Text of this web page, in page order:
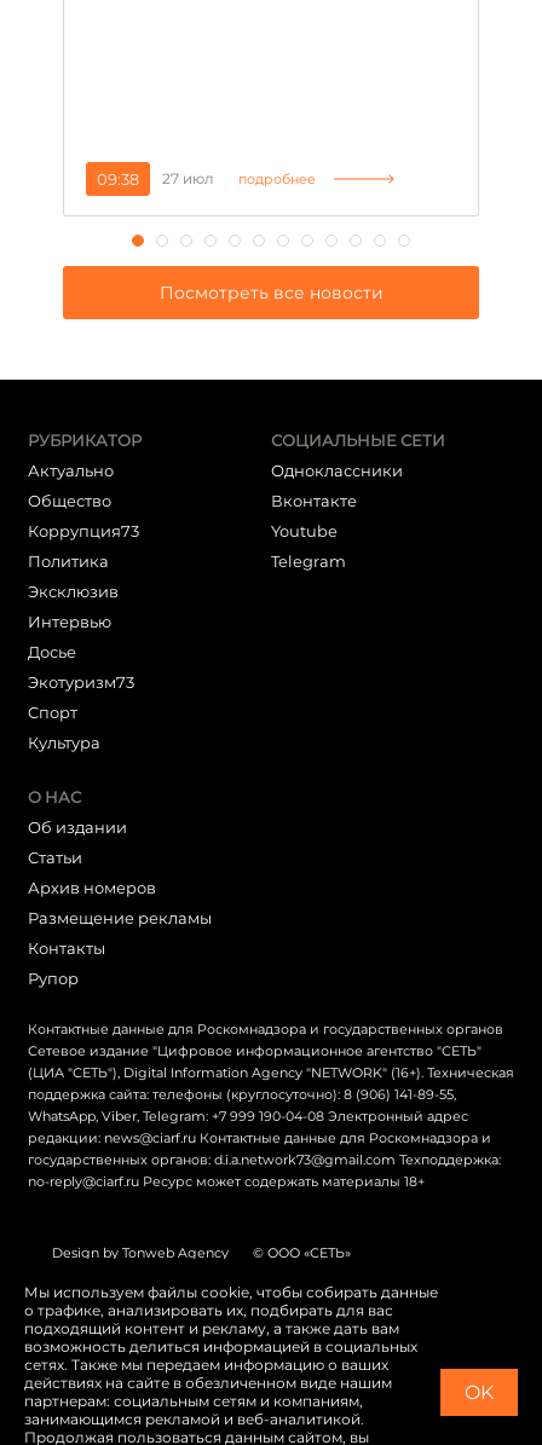
09:38 27 июл подробнее
Посмотреть все новости
РУБРИКАТОР
Актуально
Общество
Коррупция73
Политика
Эксклюзив
Интервью
Досье
Экотуризм73
Cпорт
Культура
СОЦИАЛЬНЫЕ СЕТИ
Одноклассники
Вконтакте
Youtube
Telegram
О НАС
Об издании
Статьи
Архив номеров
Размещение рекламы
Контакты
Рупор
Контактные данные для Роскомнадзора и государственных органов
Сетевое издание "Цифровое информационное агентство "СЕТЬ"
(ЦИА "СЕТЬ"), Digital Information Agency "NETWORK" (16+). Техническая
поддержка сайта: телефоны (круглосуточно): 8 (906) 141-89-55,
WhatsApp, Viber, Telegram: +7 999 190-04-08 Электронный адрес
редакции: news@ciarf.ru Контактные данные для Роскомнадзора и
государственных органов: d.i.a.network73@gmail.com Техподдержка:
no-reply@ciarf.ru Ресурс может содержать материалы 18+
Design by Tonweb Agency © ООО «СЕТЬ»
Политика конфиденциальности Карта сайта
Switch to English
Мы используем файлы cookie, чтобы собирать данные
о трафике, анализировать их, подбирать для вас
подходящий контент и рекламу, а также дать вам
возможность делиться информацией в социальных
сетях. Также мы передаем информацию о ваших
действиях на сайте в обезличенном виде нашим
партнерам: социальным сетям и компаниям,
занимающимся рекламой и веб-аналитикой.
Продолжая пользоваться данным сайтом, вы
OK